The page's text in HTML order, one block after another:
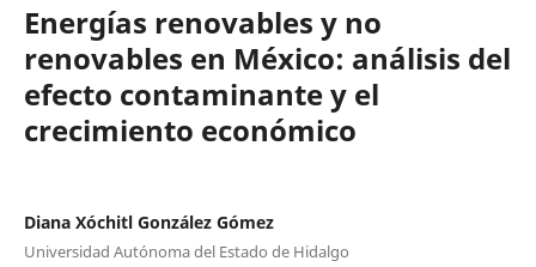
Energías renovables y no
renovables en México: análisis del
efecto contaminante y el
crecimiento económico
Diana Xóchitl González Gómez
Universidad Autónoma del Estado de Hidalgo